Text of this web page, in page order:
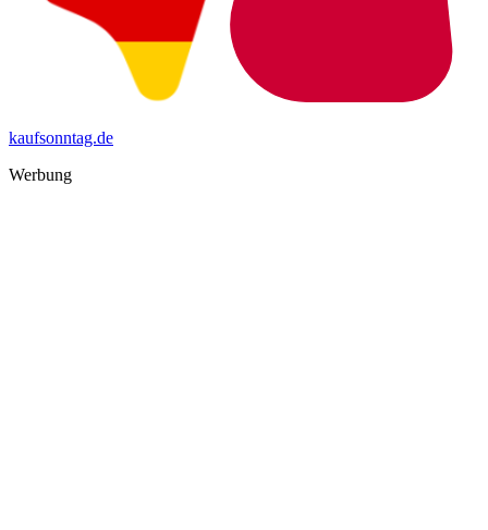
kaufsonntag.de
Werbung